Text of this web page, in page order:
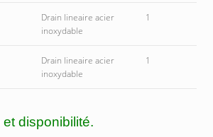
Drain lineaire acier
inoxydable
1
Drain lineaire acier
inoxydable
1
disponibilité.